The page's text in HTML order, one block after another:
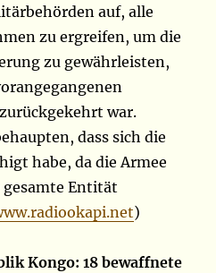
auf, alle
zu ergreifen, um die
zu gewährleisten,
war.
dass sich die
habe, da die Armee
Entität
)
Kongo: 18 bewaffnete